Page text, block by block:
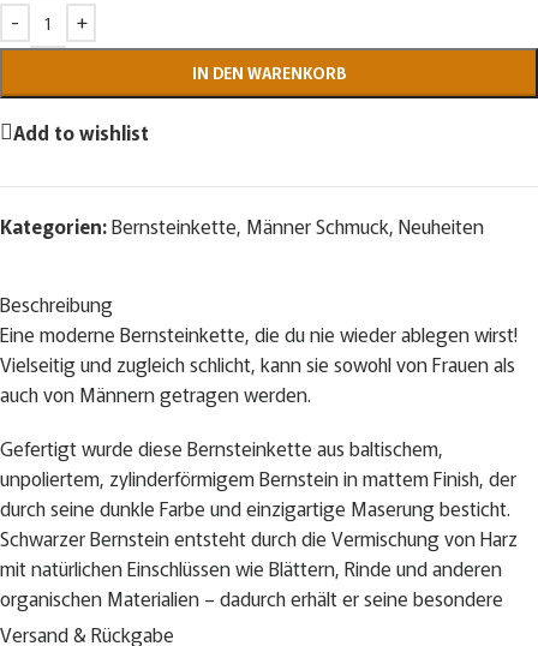
IN DEN WARENKORB
Add to wishlist
Kategorien:Bernsteinkette, Männer Schmuck, Neuheiten
Beschreibung
Eine moderne Bernsteinkette, die du nie wieder ablegen wirst!
Vielseitig und zugleich schlicht, kann sie sowohl von Frauen als
auch von Männern getragen werden.
Gefertigt wurde diese Bernsteinkette aus baltischem,
unpoliertem, zylinderförmigem Bernstein in mattem Finish, der
durch seine dunkle Farbe und einzigartige Maserung besticht.
Schwarzer Bernstein entsteht durch die Vermischung von Harz
mit natürlichen Einschlüssen wie Blättern, Rinde und anderen
organischen Materialien – dadurch erhält er seine besondere
Tiefe und Charakter.
Versand & Rückgabe